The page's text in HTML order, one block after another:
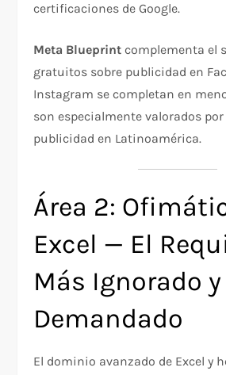
certificaciones de Google.
Meta Blueprint complementa el
gratuitos sobre publicidad en
Instagram se completan en
son especialmente valorados
publicidad en Latinoamérica.
Área 2:
Excel — El
Más Ignorado
Demandado
El dominio avanzado de Excel y